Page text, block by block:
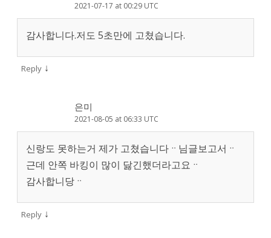
2021-07-17 at 00:29 UTC
감사합니다.저도 5초만에 고쳤습니다.
Reply ↓
은미
2021-08-05 at 06:33 UTC
신랑도 못하는거 제가 고쳤습니다ᆢ님글보고서ᆢ
근데 안쪽 바킹이 많이 닳긴했더라고요ᆢ
감사합니당ᆢ
Reply ↓